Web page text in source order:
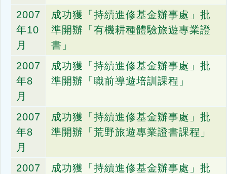
2007
年10
月
成功獲「持續進修基金辦事處」批
準開辦「有機耕種體驗旅遊專業證
書」
2007
年8
月
成功獲「持續進修基金辦事處」批
準開辦「職前導遊培訓課程」
2007
年8
月
成功獲「持續進修基金辦事處」批
準開辦「荒野旅遊專業證書課程」
2007
成功獲「持續進修基金辦事處」批